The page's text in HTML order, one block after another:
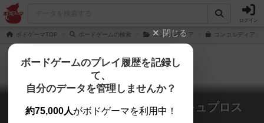
ログイン
ボドゲーマTOP ボードゲームの検索 コンコルディア コンコルディア
コンコルディア：バレアリカ&キュプロス
Concordia: Balearica / Cyprus
閉じる
ボードゲームのプレイ履歴を記録し
て、
自分のデータを管理しませんか？
約75,000人がボドゲーマを利用中！